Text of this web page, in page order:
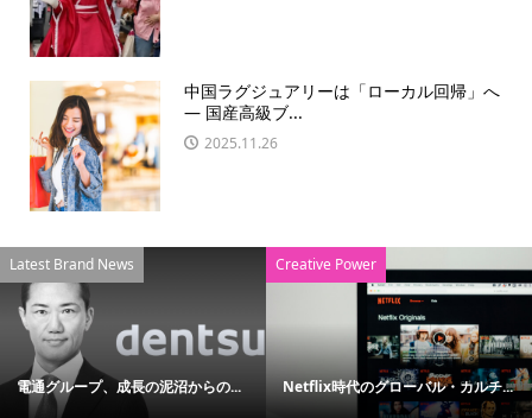
中国ラグジュアリーは「ローカル回帰」へ
― 国産高級ブ...
2025.11.26
Latest Brand News
電通グループ、成長の泥沼からの...
Creative Power
Netflix時代のグローバル・カルチ...